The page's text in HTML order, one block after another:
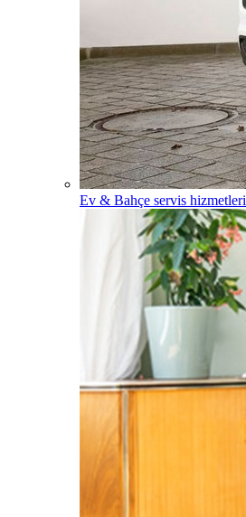
Ev & Bahçe servis hizmetleri